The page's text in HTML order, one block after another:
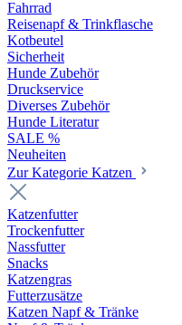
Fahrrad
Reisenapf & Trinkflasche
Kotbeutel
Sicherheit
Hunde Zubehör
Druckservice
Diverses Zubehör
Hunde Literatur
SALE %
Neuheiten
Zur Kategorie Katzen
Katzenfutter
Trockenfutter
Nassfutter
Snacks
Katzengras
Futterzusätze
Katzen Napf & Tränke